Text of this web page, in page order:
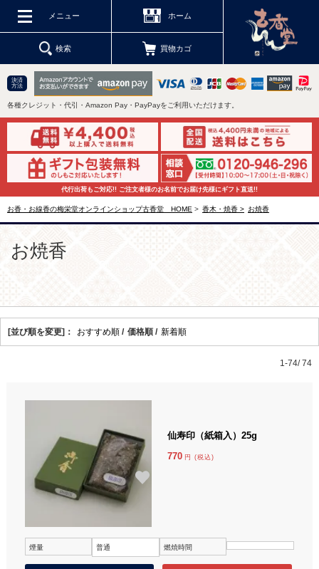
メニュー ホーム
検索 買物カゴ
決済
方法
各種クレジット・代引・Amazon Pay・PayPayをご利用いただけます。
代行出荷もご対応!! ご注文者様のお名前でお届け先様にギフト直送!!
お香・お線香の梅栄堂オンラインショップ古香堂 HOME > 香木・焼香 > お焼香
お焼香
[並び順を変更]： おすすめ順 / 価格順 / 新着順
1-74/ 74
仙寿印（紙箱入）25g
770 円 (税込)
煙量 普通 燃焼時間